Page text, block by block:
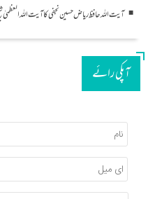
آیت الله حافظ ریاض حسین نجفی کا آیت الله
آپکی رائے